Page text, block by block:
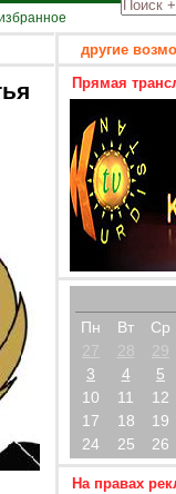
другие
Прямая
Пн Вт Ср
27
28 29
3
4 5
10
11 12
17
18 19
24
25 26
На правах